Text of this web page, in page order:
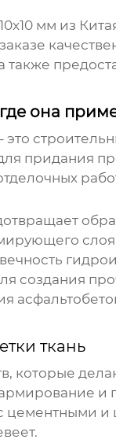
10x10 мм из
также
она
это
придания
создания
ткань
которые
цементными